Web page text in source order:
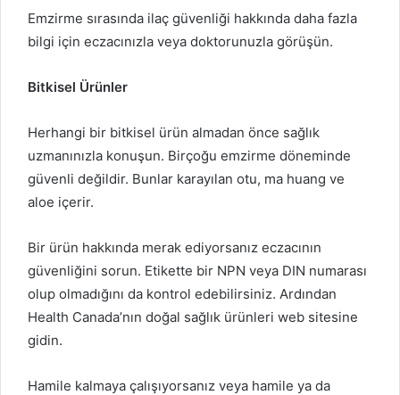
Emzirme sırasında ilaç güvenliği hakkında daha fazla
bilgi için eczacınızla veya doktorunuzla görüşün.
Bitkisel Ürünler
Herhangi bir bitkisel ürün almadan önce sağlık
uzmanınızla konuşun. Birçoğu emzirme döneminde
güvenli değildir. Bunlar karayılan otu, ma huang ve
aloe içerir.
Bir ürün hakkında merak ediyorsanız eczacının
güvenliğini sorun. Etikette bir NPN veya DIN numarası
olup olmadığını da kontrol edebilirsiniz. Ardından
Health Canada’nın doğal sağlık ürünleri web sitesine
gidin.
Hamile kalmaya çalışıyorsanız veya hamile ya da